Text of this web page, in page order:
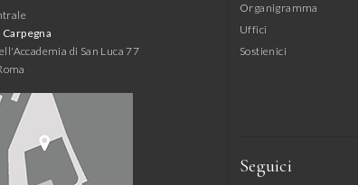
Carpegna
di San Luca 77
Organigramma
Uffici
Sostienici
Seguici